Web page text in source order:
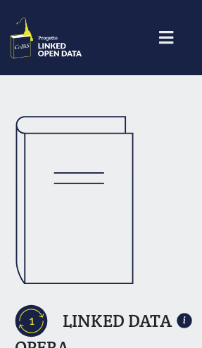
1
LINKED DATA